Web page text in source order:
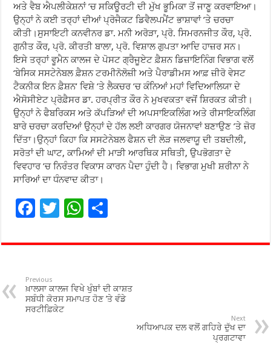
ਅਤੇ ਵੈਬ ਐਪਲੀਕੇਸ਼ਨਾਂ ’ਚ ਸਕਿਊਰਟੀ ਦੀ ਮੁੱਖ ਭੂਮਿਕਾ ਤੋਂ ਜਾਣੂ ਕਰਵਾਇਆ।
ਉਨ੍ਹਾਂ ਨੇ ਕਈ ਤਰ੍ਹਾਂ ਦੀਆਂ ਪ੍ਰੋਜੈਕਟ ਡਿਵੈਲਪਮੈਂਟ ਭਾਸ਼ਾਵਾਂ ’ਤੇ ਚਰਚਾ
ਕੀਤੀ।ਸੁਸਾਇਟੀ ਕਨਵੀਨਰ ਡਾ. ਮਨੀ ਅਰੋੜਾ, ਪ੍ਰੋ. ਸਿਮਰਨਜੀਤ ਕੌਰ, ਪ੍ਰੋ.
ਗੁਨੀਤ ਕੌਰ, ਪ੍ਰੋ. ਕੀਰਤੀ ਬਾਲਾ, ਪ੍ਰੋ. ਵਿਸ਼ਾਲ ਗੁਪਤਾ ਆਦਿ ਹਾਜ਼ਰ ਸਨ।
ਇਸੇ ਤਰ੍ਹਾਂ ਵੂਮੈਨ ਕਾਲਜ ਦੇ ਪੋਸਟ ਗ੍ਰੈਜੂਏਟ ਫ਼ੈਸ਼ਨ ਡਿਜ਼ਾਇਨਿੰਗ ਵਿਭਾਗ ਵਲੋਂ
‘ਬੇਸਿਕ ਸਸਟੇਨੇਬਲ ਫ਼ੈਸ਼ਨ ਟਰਮੀਨੋਲੋਜ਼ੀ ਅਤੇ ਪੈਰਾਡੀਮਸ ਆਫ਼ ਜ਼ੀਰੋ ਵੇਸਟ
ਟੈਕਨੀਕ ਇਨ ਫ਼ੈਸ਼ਨ’ ਵਿਸ਼ੇ ’ਤੇ ਲੈਕਚਰ ’ਚ ਕੰਨਿਆਂ ਮਹਾਂ ਵਿਦਿਆਲਿਯਾ ਦੇ
ਐਸੋਸੀਏਟ ਪ੍ਰੋਫ਼ੈਸਰ ਡਾ. ਹਰਪ੍ਰੀਤ ਕੌਰ ਨੇ ਮੁਖਵਕਤਾ ਵਜੋਂ ਸ਼ਿਰਕਤ ਕੀਤੀ।
ਉਨ੍ਹਾਂ ਨੇ ਫੈਬਰਿਕਸ ਅਤੇ ਕੱਪੜਿਆਂ ਦੀ ਅਪਸਾਇਕਲਿੰਗ ਅਤੇ ਰੀਸਾਇਕਲਿੰਗ
ਬਾਰੇ ਚਰਚਾ ਕਰਦਿਆਂ ਉਨ੍ਹਾਂ ਦੇ ਹੱਲ ਲਈ ਕਾਰਗਰ ਯੋਜਨਾਵਾਂ ਬਣਾਉਣ ’ਤੇ ਜ਼ੋਰ
ਦਿੱਤਾ।ਉਨ੍ਹਾਂ ਕਿਹਾ ਕਿ ਸਸਟੇਨੇਬਲ ਫੈਸ਼ਨ ਦੀ ਲੋੜ ਜਲਵਾਯੂ ਦੀ ਤਬਦੀਲੀ,
ਸਰੋਤਾਂ ਦੀ ਘਾਟ, ਕਾਮਿਆਂ ਦੀ ਮਾੜੀ ਆਰਥਿਕ ਸਥਿਤੀ, ਉਪਭੋਗਤਾ ਦੇ
ਵਿਵਹਾਰ ’ਚ ਨਿਰੰਤਰ ਵਿਕਾਸ ਕਾਰਨ ਪੈਦਾ ਹੁੰਦੀ ਹੈ। ਵਿਭਾਗ ਮੁਖੀ ਸ਼ਰੀਨਾ ਨੇ
ਸਾਰਿਆਂ ਦਾ ਧੰਨਵਾਦ ਕੀਤਾ।
F
e
o
o
T
tt
W
at
p
p
ar
Previous
ਖ਼ਾਲਸਾ ਕਾਲਜ ਵਿਖੇ ਖੁੰਬਾਂ ਦੀ ਕਾਸ਼ਤ
ਸਬੰਧੀ ਕੋਰਸ ਸਮਾਪਤ ਹੋਣ ’ਤੇ ਵੰਡੇ
ਸਰਟੀਫ਼ਿਕੇਟ
Next
ਅਧਿਆਪਕ ਦਲ ਵਲੋਂ ਗਹਿਰੇ ਦੁੱਖ ਦਾ
ਪ੍ਰਗਟਾਵਾ